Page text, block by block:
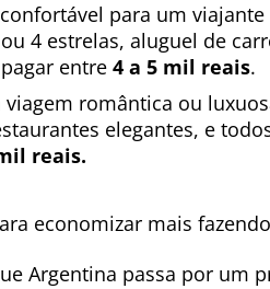
para um
4 estrelas, aluguel de
entre 4 a 5 mil reais.
romântica ou
elegantes, e
reais.
economizar mais
Argentina passa por um